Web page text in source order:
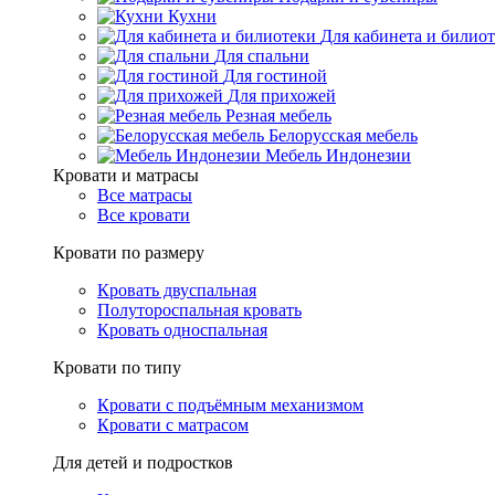
Кухни
Для кабинета и
Для спальни
Для гостиной
Для прихожей
Резная мебель
Белорусская мебель
Мебель Индонезии
Кровати и матрасы
Все матрасы
Все кровати
Кровати по размеру
Кровать двуспальная
Полутороспальная кровать
Кровать односпальная
Кровати по типу
Кровати с подъёмным механизмом
Кровати с матрасом
Для детей и подростков